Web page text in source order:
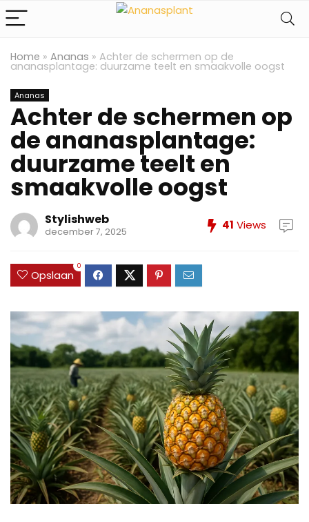
Home » Ananas » Achter de schermen op de
ananasplantage: duurzame teelt en smaakvolle oogst
Ananas
Achter de schermen op
de ananasplantage:
duurzame teelt en
smaakvolle oogst
Stylishweb
december 7, 2025 41 Views
Opslaan
0